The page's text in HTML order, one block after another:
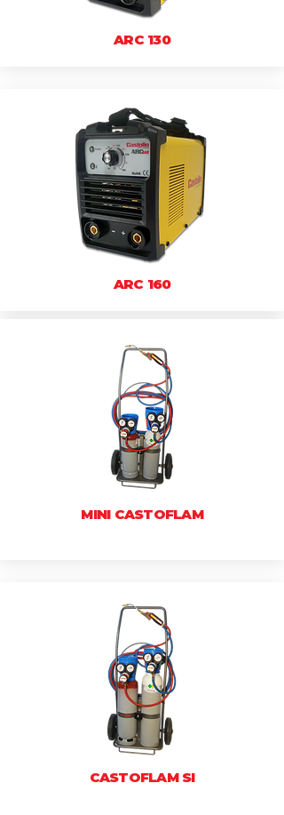
ARC 130
ARC 160
MINI CASTOFLAM
CASTOFLAM SI